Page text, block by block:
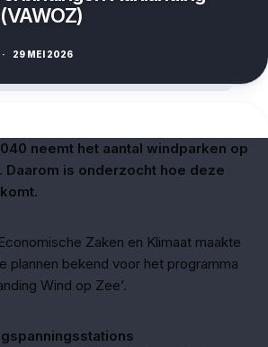
· 29 MEI 2026
neemt het aantal windparken op
Daarom is onderzocht hoe deze
Zaken en Klimaat maakte
plannen bekend voor het programma
Wind op Zee’.